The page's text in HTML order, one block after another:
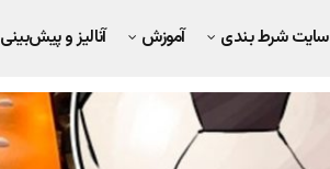
سایت شرط بندی آموزش آنالیز و پیش‌بینی